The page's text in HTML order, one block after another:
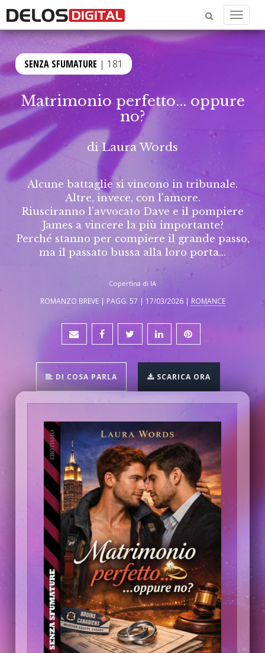
Menu
SENZA SFUMATURE | 181
Matrimonio perfetto... oppure
no?
di Laura Words
Alcune battaglie si vincono in tribunale.
Altre, invece, con l'amore.
Riusciranno l'avvocato Dave e il pompiere
James a vincere la più importante?
Perché stanno per compiere il grande passo,
ma il passato bussa alla loro porta...
Copertina di IA
ROMANZO BREVE | PAGG. 57 | 17/03/2026 | ROMANCE
DI COSA PARLA SCARICA ORA